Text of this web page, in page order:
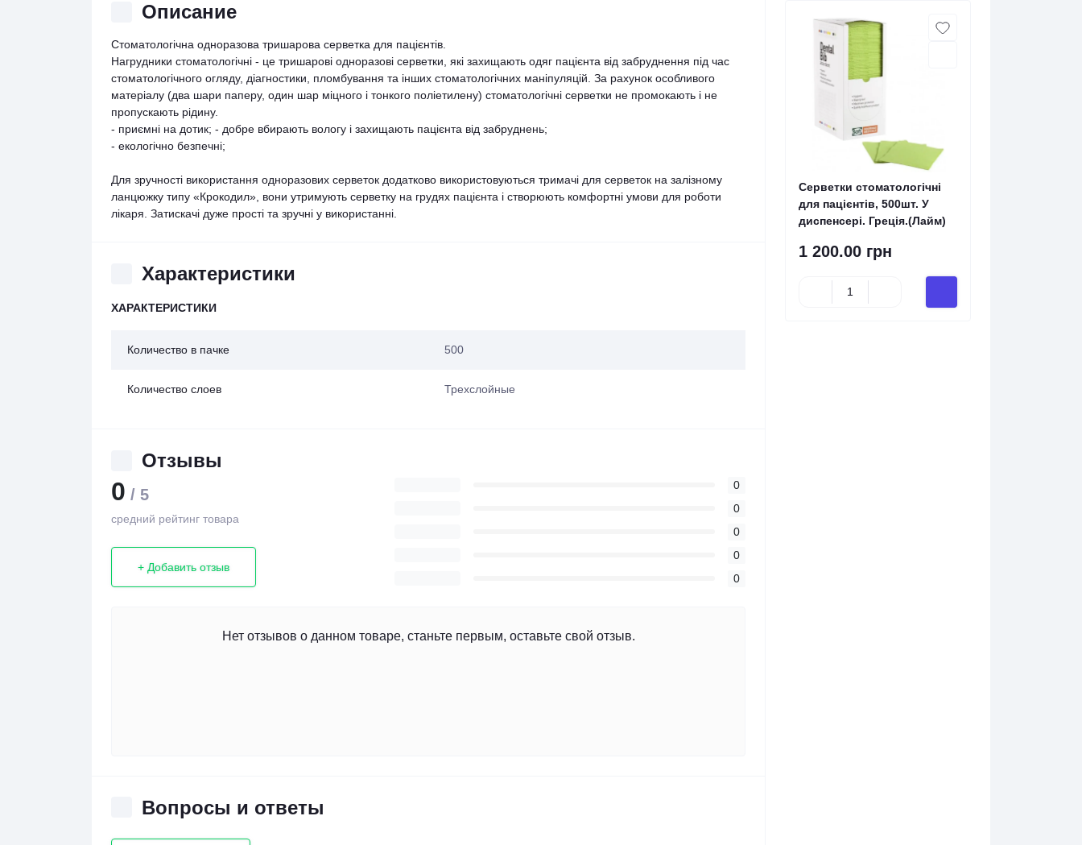
Описание
Стоматологічна одноразова тришарова серветка для пацієнтів.
Нагрудники стоматологічні - це тришарові одноразові серветки, які захищають одяг пацієнта від забруднення під час
стоматологічного огляду, діагностики, пломбування та інших стоматологічних маніпуляцій. За рахунок особливого
матеріалу (два шари паперу, один шар міцного і тонкого поліетилену) стоматологічні серветки не промокають і не
пропускають рідину.
- приємні на дотик; - добре вбирають вологу і захищають пацієнта від забруднень;
- екологічно безпечні;
Для зручності використання одноразових серветок додатково використовуються тримачі для серветок на залізному
ланцюжку типу «Крокодил», вони утримують серветку на грудях пацієнта і створюють комфортні умови для роботи
лікаря. Затискачі дуже прості та зручні у використанні.
Характеристики
ХАРАКТЕРИСТИКИ
Количество в пачке 500
Количество слоев Трехслойные
Отзывы
0 / 5
средний рейтинг товара
+ Добавить отзыв
0
0
0
0
0
Нет отзывов о данном товаре, станьте первым, оставьте свой отзыв.
Вопросы и ответы
Серветки стоматологічні
для пацієнтів, 500шт. У
диспенсері. Греція.(Лайм)
1 200.00 грн